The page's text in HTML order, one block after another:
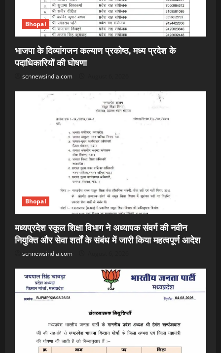
Bhopal
भाजपा के दिव्यांगजन कल्याण प्रकोष्ठ, मध्य प्रदेश के
पदाधिकारियों की घोषणा
scnnewsindia.com
Bhopal
मध्यप्रदेश स्कूल शिक्षा विभाग ने अध्यापक संवर्ग की नवीन
नियुक्ति और सेवा शर्तों के संबंध में जारी किया महत्वपूर्ण आदेश
scnnewsindia.com